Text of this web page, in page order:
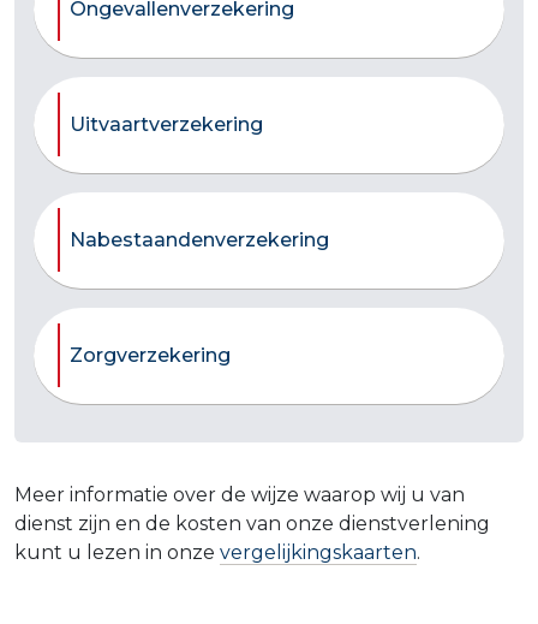
Ongevallenverzekering
Uitvaartverzekering
Nabestaandenverzekering
Zorgverzekering
Meer informatie over de wijze waarop wij u van
dienst zijn en de kosten van onze dienstverlening
kunt u lezen in onze vergelijkingskaarten.